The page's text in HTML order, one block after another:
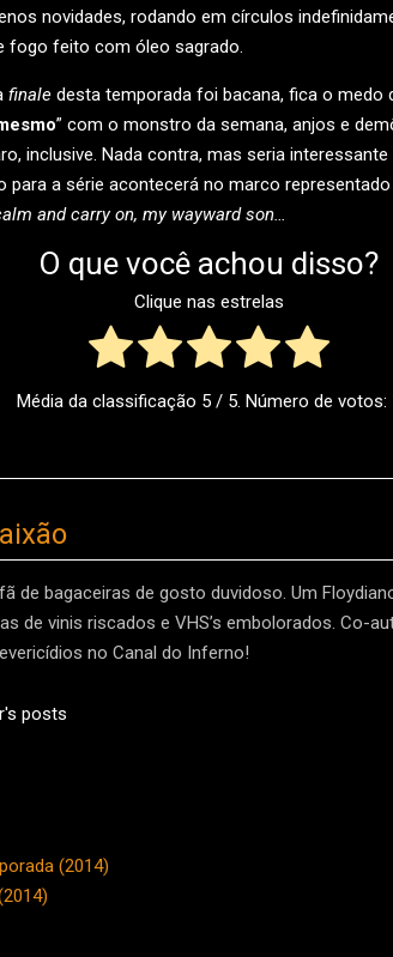
novidades, rodando em círculos
fogo feito com óleo sagrado.
finale desta temporada foi bacana, fica o
” com o monstro da semana, anjos e
inclusive. Nada contra, mas seria
a série acontecerá no marco
and carry on, my wayward son…
O que você achou disso?
Clique nas estrelas
Média da classificação 5/ 5. Número de votos:
de bagaceiras de gosto duvidoso. Um
de vinis riscados e VHS’s embolorados. Co-
no Canal do Inferno!
posts
(2014)